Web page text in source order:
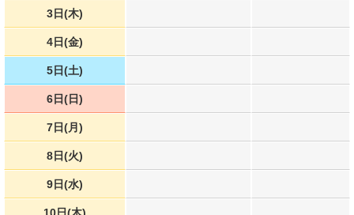
3日(木)
4日(金)
5日(土)
6日(日)
7日(月)
8日(火)
9日(水)